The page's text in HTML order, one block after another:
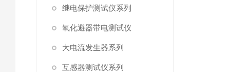
继电保护测试仪系列
氧化避器带电测试仪
大电流发生器系列
互感器测试仪系列